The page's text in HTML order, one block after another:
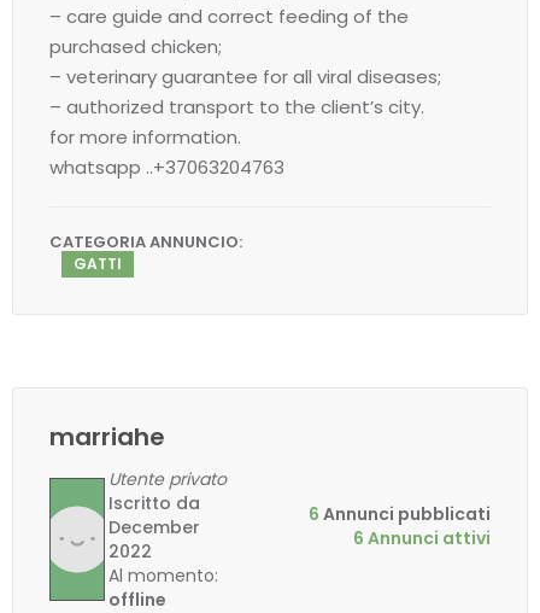
– care guide and correct feeding of the
purchased chicken;
– veterinary guarantee for all viral diseases;
– authorized transport to the client’s city.
for more information.
whatsapp ..+37063204763
CATEGORIA ANNUNCIO:
GATTI
marriahe
Utente privato
Iscritto da
December
2022
Al momento:
offline
6 Annunci pubblicati
6 Annunci attivi